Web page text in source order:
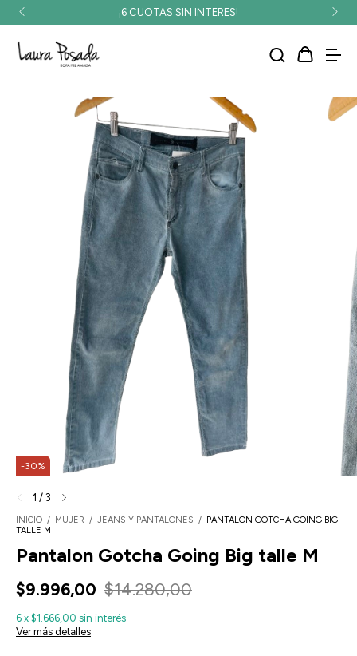
¡6 CUOTAS SIN INTERES!
-30%
1 / 3
INICIO / MUJER / JEANS Y PANTALONES / PANTALON GOTCHA GOING BIG
TALLE M
Pantalon Gotcha Going Big talle M
$9.996,00 $14.280,00
6 x $1.666,00 sin interés
Ver más detalles